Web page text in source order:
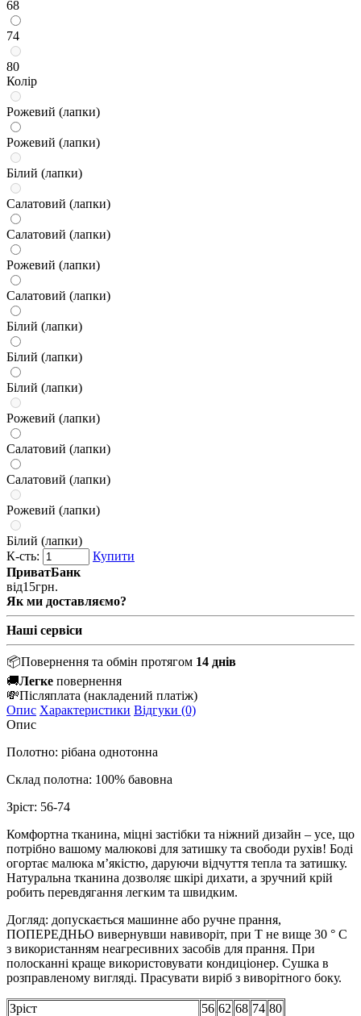
68
74
80
Колір
Рожевий (лапки)
Рожевий (лапки)
Білий (лапки)
Салатовий (лапки)
Салатовий (лапки)
Рожевий (лапки)
Салатовий (лапки)
Білий (лапки)
Білий (лапки)
Білий (лапки)
Рожевий (лапки)
Салатовий (лапки)
Салатовий (лапки)
Рожевий (лапки)
Білий (лапки)
К-сть:
Купити
ПриватБанк
від15грн.
Як ми доставляємо?
Наші сервіси
📦Повернення та обмін протягом 14 днів
🚚Легке повернення
💸Післяплата (накладений платіж)
Опис Характеристики Відгуки (0)
Опис
Полотно: рібана однотонна
Склад полотна: 100% бавовна
Зріст: 56-74
Комфортна тканина, міцні застібки та ніжний дизайн – усе, що
потрібно вашому малюкові для затишку та свободи рухів! Боді
огортає малюка м’якістю, даруючи відчуття тепла та затишку.
Натуральна тканина дозволяє шкірі дихати, а зручний крій
робить перевдягання легким та швидким.
Догляд: допускається машинне або ручне прання,
ПОПЕРЕДНЬО вивернувши навиворіт, при Т не вище 30 ° С
з використанням неагресивних засобів для прання. При
полосканні краще використовувати кондиціонер. Сушка в
розправленому вигляді. Прасувати виріб з виворітного боку.
Зріст 56 62 68 74 80